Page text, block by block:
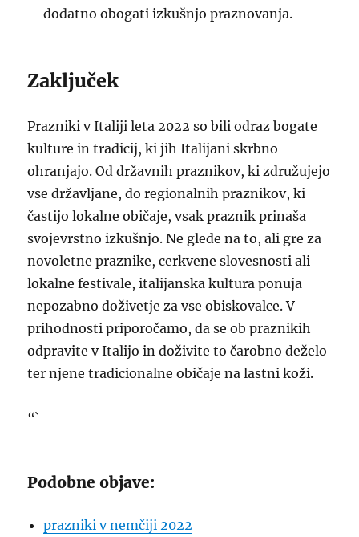
dodatno obogati izkušnjo praznovanja.
Zaključek
Prazniki v Italiji leta 2022 so bili odraz bogate
kulture in tradicij, ki jih Italijani skrbno
ohranjajo. Od državnih praznikov, ki združujejo
vse državljane, do regionalnih praznikov, ki
častijo lokalne običaje, vsak praznik prinaša
svojevrstno izkušnjo. Ne glede na to, ali gre za
novoletne praznike, cerkvene slovesnosti ali
lokalne festivale, italijanska kultura ponuja
nepozabno doživetje za vse obiskovalce. V
prihodnosti priporočamo, da se ob praznikih
odpravite v Italijo in doživite to čarobno deželo
ter njene tradicionalne običaje na lastni koži.
“`
Podobne objave:
prazniki v nemčiji 2022